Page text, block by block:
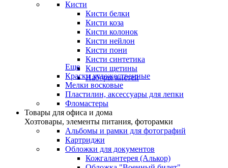
Кисти
Кисти белки
Кисти коза
Кисти колонок
Кисти нейлон
Кисти пони
Кисти синтетика
Кисти щетины
Наборы кистей
Еще
Краски художественные
Мелки восковые
Пластилин, аксессуары для лепки
Фломастеры
Товары для офиса и дома
Хозтовары, элементы питания, фоторамки
Альбомы и рамки для фотографий
Картриджи
Обложки для документов
Кожгалантерея (Алькор)